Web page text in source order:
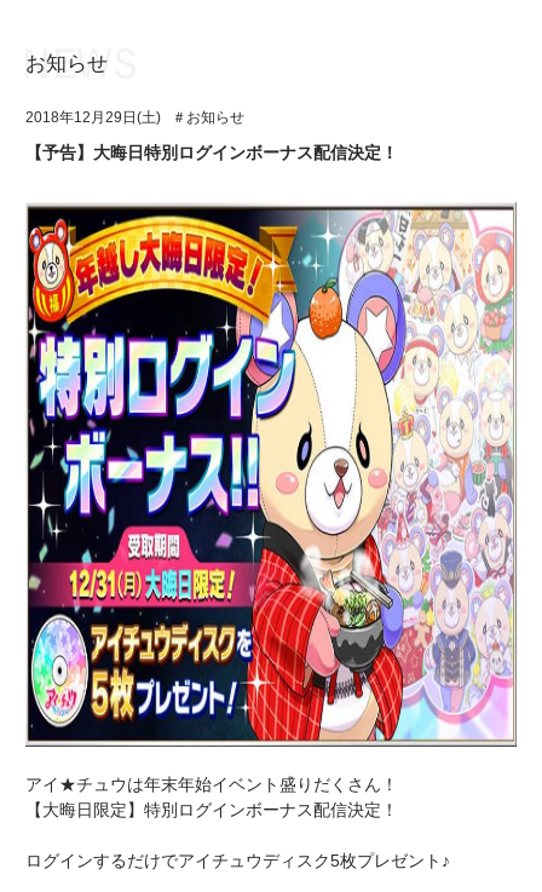
アプリゲーム
イベント・キャンペーン
ミュージック
グッズ・本
ギャラリー
ユニット&キャラクター
アプリゲーム
イベント・キャンペーン
ミュージック
グッズ・本
ギャラリー
お知らせ
2018年12月29日(土) ＃お知らせ
【予告】大晦日特別ログインボーナス配信決定！
アイ★チュウは年末年始イベント盛りだくさん！
【大晦日限定】特別ログインボーナス配信決定！
ログインするだけでアイチュウディスク5枚プレゼント♪